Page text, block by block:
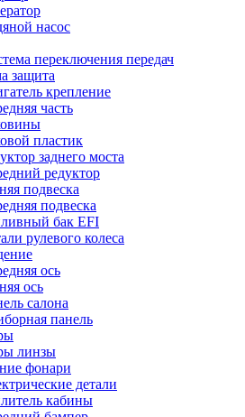
насос
переключения передач
защита
крепление
часть
пластик
заднего моста
редуктор
подвеска
подвеска
бак EFI
рулевого колеса
ось
ось
салона
панель
линзы
фонари
детали
кабины